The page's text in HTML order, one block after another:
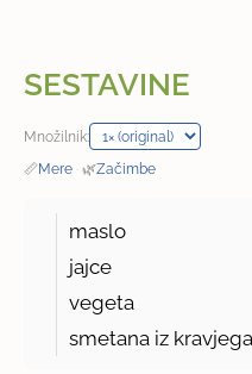
SESTAVINE
Množilnik:
📏Mere · 🌿Začimbe
maslo
jajce
vegeta
smetana iz